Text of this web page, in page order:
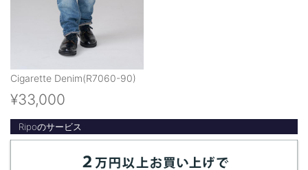
Cigarette Denim(R7060-90)
¥33,000
Ripoのサービス